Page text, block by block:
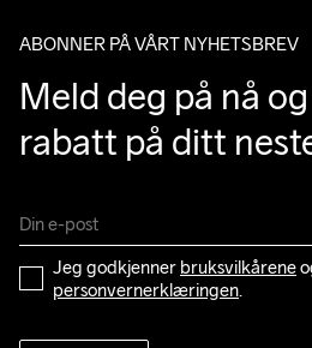
ABONNER PÅ VÅRT NYHETSBREV
Meld deg på nå
rabatt på ditt
Jeg godkjenner bruksvilkårene
personvernerklæringen.